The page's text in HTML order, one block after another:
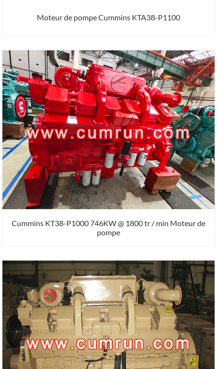
Moteur de pompe Cummins KTA38-P1100
Cummins KT38-P1000 746KW @ 1800 tr / min Moteur de
pompe